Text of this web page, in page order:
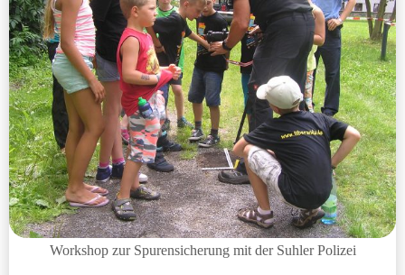
Workshop zur Spurensicherung mit der Suhler Polizei